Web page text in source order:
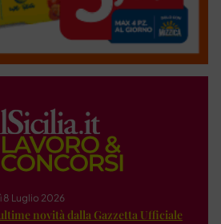
8 Luglio 2026
novità dalla Gazzetta Ufficiale